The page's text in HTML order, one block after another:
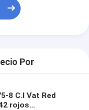
Por
8 C.I Vat Red
rojos